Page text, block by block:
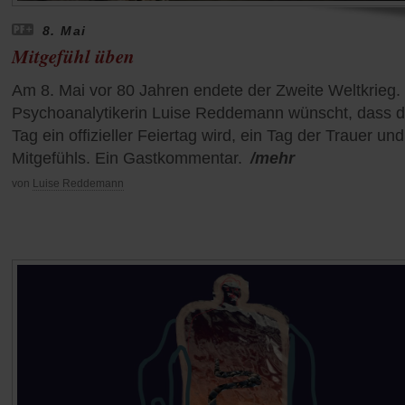
8. Mai
Mitgefühl üben
Am 8. Mai vor 80 Jahren endete der Zweite Weltkrieg.
Psychoanalytikerin Luise Reddemann wünscht, dass
Tag ein offizieller Feiertag wird, ein Tag der Trauer
Mitgefühls. Ein Gastkommentar. /mehr
von Luise Reddemann